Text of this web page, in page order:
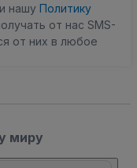
и нашу Политику
от нас SMS-
от них в любое
миру